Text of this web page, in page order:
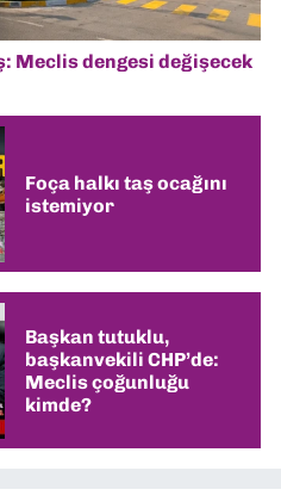
Meclis dengesi değişecek
Foça halkı taş ocağını
istemiyor
Başkan tutuklu,
başkanvekili CHP’de:
Meclis çoğunluğu
kimde?